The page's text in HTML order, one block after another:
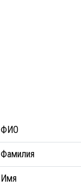
ФИО
Фамилия
Имя